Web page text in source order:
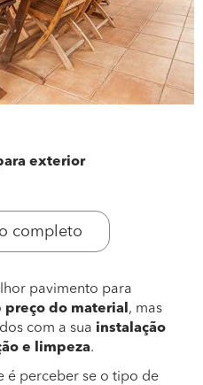
exterior
completo
pavimento para
preço do material , mas
com a sua instalação
e limpeza.
é perceber se o tipo de